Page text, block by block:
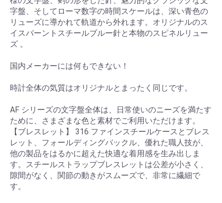
字盤、そしてローマ数字の時間スケールは、深い青色の
リューズに導かれて軌道から外れます。オリジナルのス
イスバーントスチールブルー針と本物のスピネルリュー
ズ 。
国内メーカーには何もできない！
時計全体の気質はオリジナルとまったく同じです。
AF シリーズの文字盤全体は、日常使いのニーズを満たす
ために、さまざまな色と素材でご利用いただけます。
【ブレスレット】 316 ファインスチールケースとブレス
レット、フォールディングバックル、優れた職人技が、
他の製品をはるかに超えた快適な着用感を生み出しま
す。スチールストラップブレスレットは公差が小さく、
隙間がなく、関節の動きがスムーズで、非常に繊細で
す。